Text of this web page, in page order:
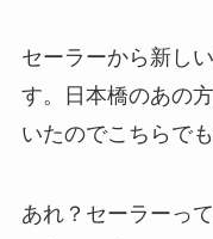
セーラーから新し
す。日本橋のあの
いたのでこちらで
あれ？セーラーっ